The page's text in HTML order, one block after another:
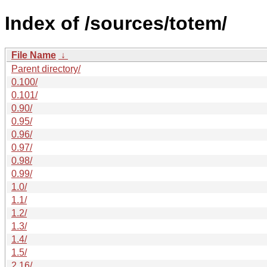
Index of /sources/totem/
File Name ↓
Parent directory/
0.100/
0.101/
0.90/
0.95/
0.96/
0.97/
0.98/
0.99/
1.0/
1.1/
1.2/
1.3/
1.4/
1.5/